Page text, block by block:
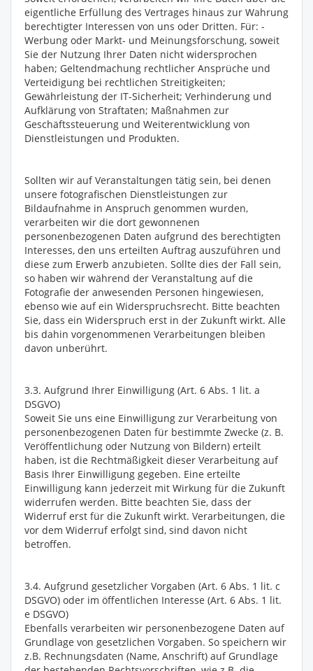
eigentliche Erfüllung des Vertrages hinaus zur Wahrung
berechtigter Interessen von uns oder Dritten. Für: -
Werbung oder Markt- und Meinungsforschung, soweit
Sie der Nutzung Ihrer Daten nicht widersprochen
haben; Geltendmachung rechtlicher Ansprüche und
Verteidigung bei rechtlichen Streitigkeiten;
Gewährleistung der IT-Sicherheit; Verhinderung und
Aufklärung von Straftaten; Maßnahmen zur
Geschäftssteuerung und Weiterentwicklung von
Dienstleistungen und Produkten.
Sollten wir auf Veranstaltungen tätig sein, bei denen
unsere fotografischen Dienstleistungen zur
Bildaufnahme in Anspruch genommen wurden,
verarbeiten wir die dort gewonnenen
personenbezogenen Daten aufgrund des berechtigten
Interesses, den uns erteilten Auftrag auszuführen und
diese zum Erwerb anzubieten. Sollte dies der Fall sein,
so haben wir während der Veranstaltung auf die
Fotografie der anwesenden Personen hingewiesen,
ebenso wie auf ein Widerspruchsrecht. Bitte beachten
Sie, dass ein Widerspruch erst in der Zukunft wirkt. Alle
bis dahin vorgenommenen Verarbeitungen bleiben
davon unberührt.
3.3. Aufgrund Ihrer Einwilligung (Art. 6 Abs. 1 lit. a
DSGVO)
Soweit Sie uns eine Einwilligung zur Verarbeitung von
personenbezogenen Daten für bestimmte Zwecke (z. B.
Veröffentlichung oder Nutzung von Bildern) erteilt
haben, ist die Rechtmäßigkeit dieser Verarbeitung auf
Basis Ihrer Einwilligung gegeben. Eine erteilte
Einwilligung kann jederzeit mit Wirkung für die Zukunft
widerrufen werden. Bitte beachten Sie, dass der
Widerruf erst für die Zukunft wirkt. Verarbeitungen, die
vor dem Widerruf erfolgt sind, sind davon nicht
betroffen.
3.4. Aufgrund gesetzlicher Vorgaben (Art. 6 Abs. 1 lit. c
DSGVO) oder im öffentlichen Interesse (Art. 6 Abs. 1 lit.
e DSGVO)
Ebenfalls verarbeiten wir personenbezogene Daten auf
Grundlage von gesetzlichen Vorgaben. So speichern wir
z.B. Rechnungsdaten (Name, Anschrift) auf Grundlage